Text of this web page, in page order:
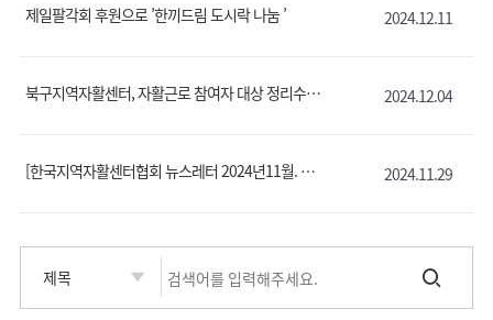
제일팔각회 후원으로 ’한끼드림 도시락 나눔 ’ 2024.12.11
북구지역자활센터, 자활근로 참여자 대상 정리수납 전문가 과정 교육 2024.12.04
[한국지역자활센터협회 뉴스레터 2024년11월. 제48호] 현장소식 2024.11.29